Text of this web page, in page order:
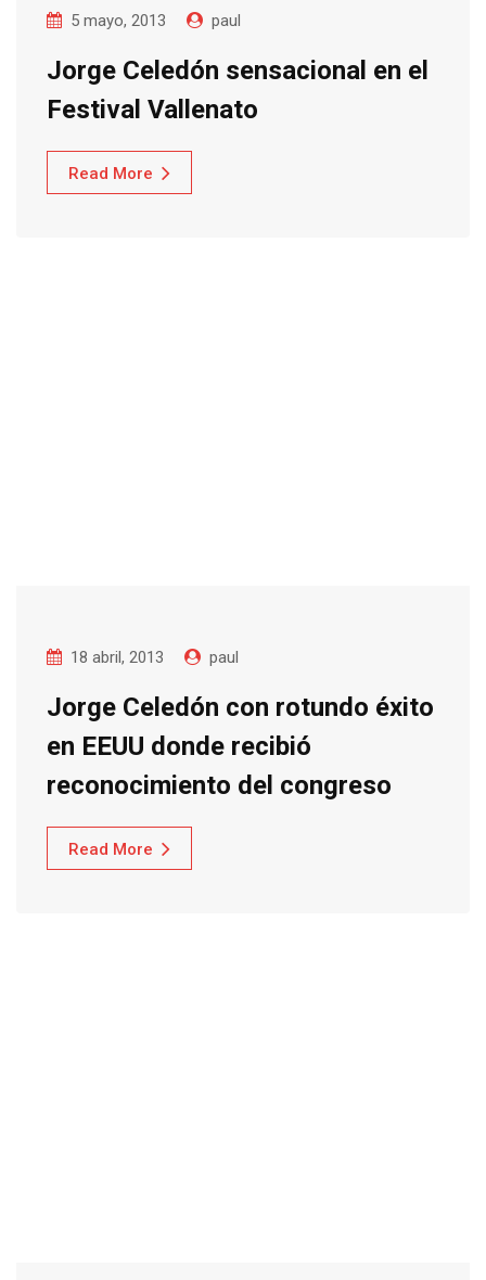
5 mayo, 2013 paul
Jorge Celedón sensacional en el
Festival‏ Vallenato
Read More
18 abril, 2013 paul
Jorge Celedón con rotundo éxito
en EEUU donde recibió
reconocimiento del congreso
Read More